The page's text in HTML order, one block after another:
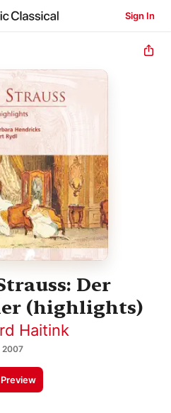
Sign In
Der
(highlights)
Haitink
2007
Preview